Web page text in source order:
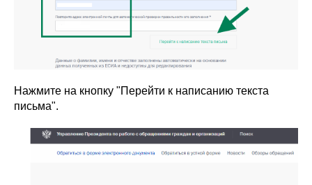
Нажмите на кнопку "Перейти к написанию текста
письма".